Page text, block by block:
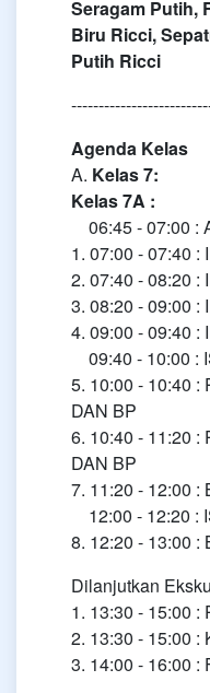
Seragam Putih,
Biru Ricci,
Putih Ricci
Agenda Kelas
A. Kelas 7:
Kelas 7A :
06:45 - 07:00 :
1. 07:00 - 07:40 :
2. 07:40 - 08:20 :
3. 08:20 - 09:00 :
4. 09:00 - 09:40 :
09:40 - 10:00 :
5. 10:00 - 10:40 :
DAN BP
6. 10:40 - 11:20 :
DAN BP
7. 11:20 - 12:00
12:00 - 12:20 :
8. 12:20 - 13:00
Dilanjutkan
1. 13:30 - 15:00 :
2. 13:30 - 15:00 :
3. 14:00 - 16:00 :